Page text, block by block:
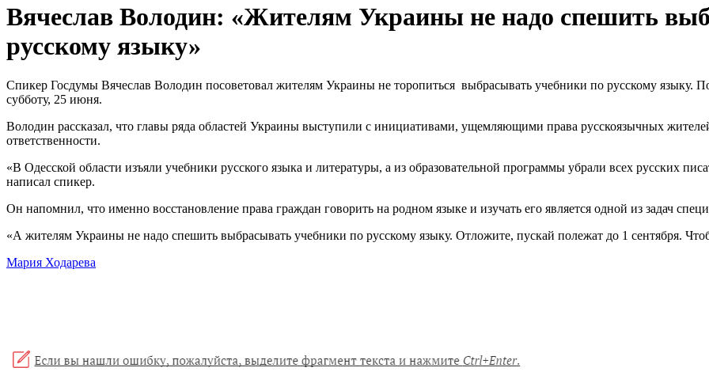
Вячеслав Володин: «Жителям Украины не надо спешить
русскому языку»
Спикер Госдумы Вячеслав Володин посоветовал жителям Украины не торопиться выбрасывать учебники по русскому языку.
субботу, 25 июня.
Володин рассказал, что главы ряда областей Украины выступили с инициативами, ущемляющими права русскоязычных
ответственности.
«В Одесской области изъяли учебники русского языка и литературы, а из образовательной программы убрали всех русских
написал спикер.
Он напомнил, что именно восстановление права граждан говорить на родном языке и изучать его является одной из задач
«А жителям Украины не надо спешить выбрасывать учебники по русскому языку. Отложите, пускай полежат до 1 сентября.
Мария Ходарева